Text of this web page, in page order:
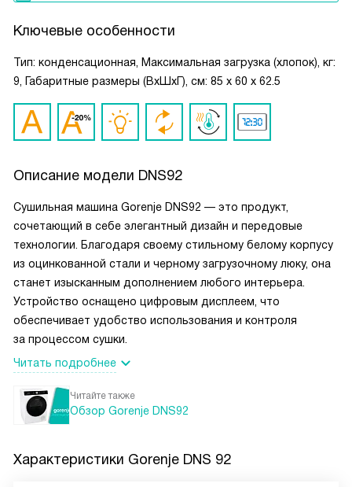
Ключевые особенности
Тип: конденсационная, Максимальная загрузка (хлопок), кг:
9, Габаритные размеры (ВxШxГ), см: 85 х 60 х 62.5
Описание модели DNS92
Сушильная машина Gorenje DNS92 — это продукт,
сочетающий в себе элегантный дизайн и передовые
технологии. Благодаря своему стильному белому корпусу
из оцинкованной стали и черному загрузочному люку, она
станет изысканным дополнением любого интерьера.
Устройство оснащено цифровым дисплеем, что
обеспечивает удобство использования и контроля
за процессом сушки.
Читать подробнее
Читайте также
Обзор Gorenje DNS92
Характеристики Gorenje DNS 92